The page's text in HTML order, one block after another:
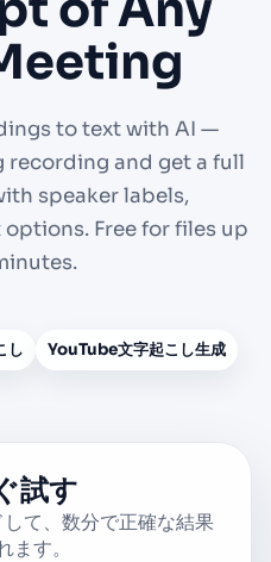
to text with AI —
recording and get a full
speaker labels,
Free for files up
し YouTube文字起こし生成
試す
て、数分で正確な結果
ます。